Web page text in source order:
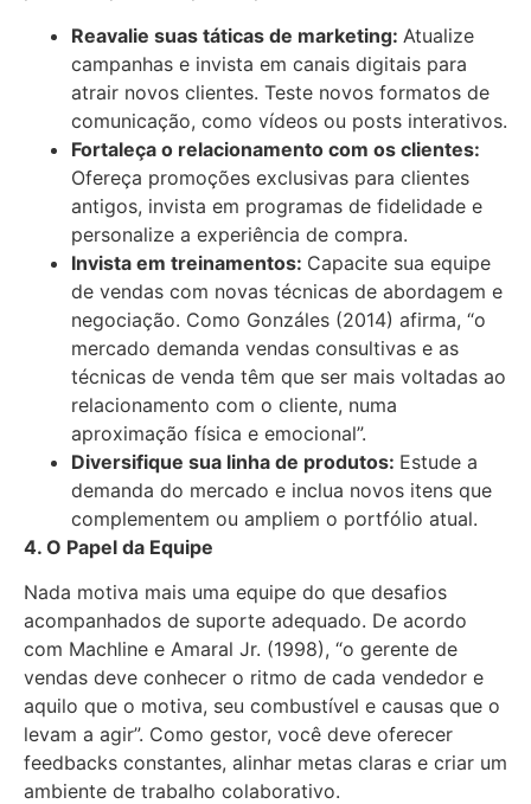
Reavalie suas táticas de marketing: Atualize
campanhas e invista em canais digitais para
atrair novos clientes. Teste novos formatos de
comunicação, como vídeos ou posts interativos.
Fortaleça o relacionamento com os clientes:
Ofereça promoções exclusivas para clientes
antigos, invista em programas de fidelidade e
personalize a experiência de compra.
Invista em treinamentos: Capacite sua equipe
de vendas com novas técnicas de abordagem e
negociação. Como Gonzáles (2014) afirma, “o
mercado demanda vendas consultivas e as
técnicas de venda têm que ser mais voltadas ao
relacionamento com o cliente, numa
aproximação física e emocional”.
Diversifique sua linha de produtos: Estude a
demanda do mercado e inclua novos itens que
complementem ou ampliem o portfólio atual.
4. O Papel da Equipe
Nada motiva mais uma equipe do que desafios
acompanhados de suporte adequado. De acordo
com Machline e Amaral Jr. (1998), “o gerente de
vendas deve conhecer o ritmo de cada vendedor e
aquilo que o motiva, seu combustível e causas que o
levam a agir”. Como gestor, você deve oferecer
feedbacks constantes, alinhar metas claras e criar um
ambiente de trabalho colaborativo.